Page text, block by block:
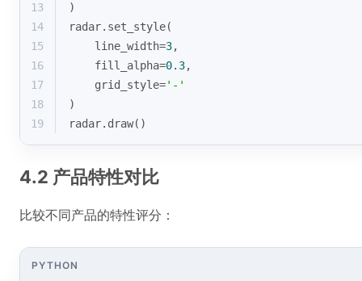
13
)
14
radar.set_style(
15
    line_width=
3,
16
    fill_alpha=
0.3,
17
    grid_style=
'-'
18
)
19
radar.draw()
4.2 产品特性对比
比较不同产品的特性评分：
PYTHON